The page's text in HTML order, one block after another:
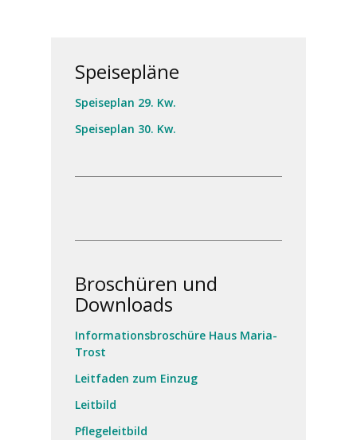
Speisepläne
Speiseplan 29. Kw.
Speiseplan 30. Kw.
Broschüren und
Downloads
Informationsbroschüre Haus Maria-
Trost
Leitfaden zum Einzug
Leitbild
Pflegeleitbild